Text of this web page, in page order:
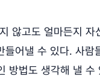
않고도 얼마든지 자
들어낼 수 있다. 사람
방법도 생각해 낼 수